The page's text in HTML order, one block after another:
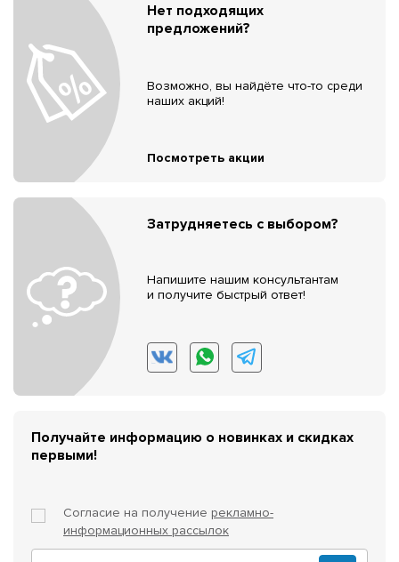
Нет подходящих
предложений?
Возможно, вы найдёте что-то среди
наших акций!
Посмотреть акции
Затрудняетесь с выбором?
Напишите нашим консультантам
и получите быстрый ответ!
Получайте информацию о новинках и скидках
первыми!
Согласие на получение рекламно-
информационных рассылок